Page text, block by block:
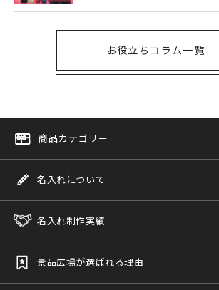
お役立ちコラム一覧
商品カテゴリー
名入れについて
名入れ制作実績
景品広場が選ばれる理由